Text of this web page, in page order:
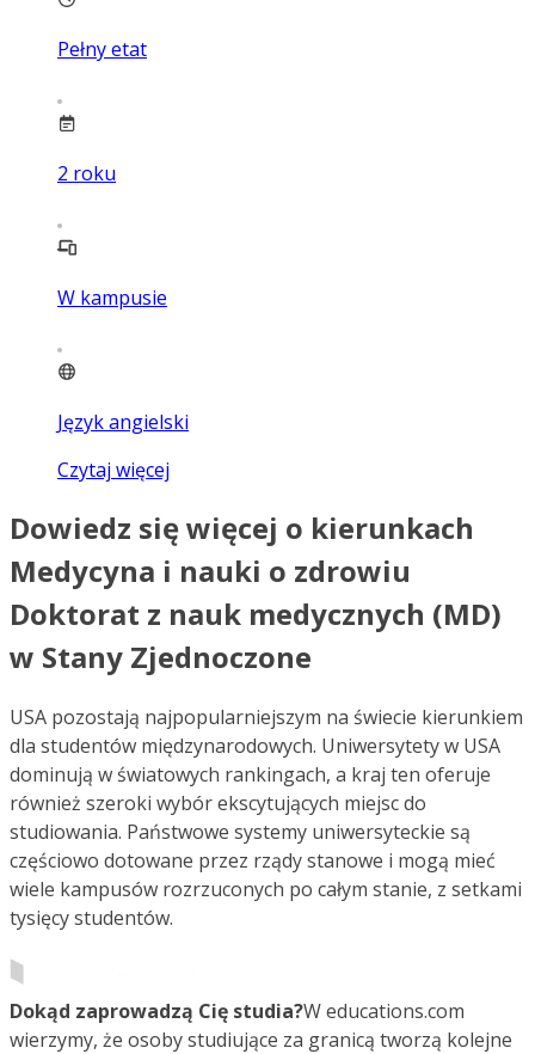
Pełny etat
2 roku
W kampusie
Język angielski
Czytaj więcej
Dowiedz się więcej o kierunkach
Medycyna i nauki o zdrowiu
Doktorat z nauk medycznych (MD)
w Stany Zjednoczone
USA pozostają najpopularniejszym na świecie kierunkiem
dla studentów międzynarodowych. Uniwersytety w USA
dominują w światowych rankingach, a kraj ten oferuje
również szeroki wybór ekscytujących miejsc do
studiowania. Państwowe systemy uniwersyteckie są
częściowo dotowane przez rządy stanowe i mogą mieć
wiele kampusów rozrzuconych po całym stanie, z setkami
tysięcy studentów.
Dokąd zaprowadzą Cię studia?W educations.com
wierzymy, że osoby studiujące za granicą tworzą kolejne